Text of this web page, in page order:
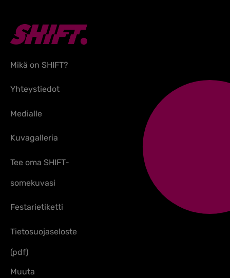
Mikä on SHIFT?
Yhteystiedot
Medialle
Kuvagalleria
Tee oma SHIFT-
somekuvasi
Festarietiketti
Tietosuojaseloste
(pdf)
Muuta